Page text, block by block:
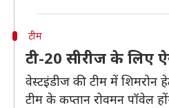
टीम
टी-20 सीरीज के लिए
वेस्टइंडीज की टीम में शिमरोन
टीम के कप्तान रोवमन पॉवेल